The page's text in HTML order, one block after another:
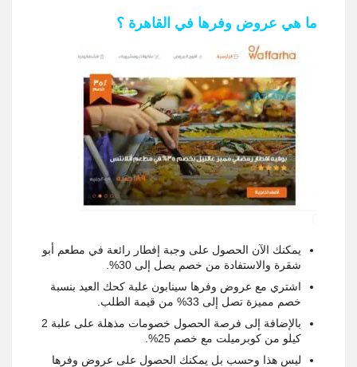
ما هي عروض وفرها في القاهرة ؟
يمكنك الآن الحصول على وجبة إفطار رائعة في مطعم أبو
شقرة والاستفادة من خصم يصل إلى 30%.
اشتري مع عروض وفرها سينابون علبة كحك العيد بنسبة
خصم مميزة تصل إلى 33% من قيمة الطلب.
بالإضافة إلى فرصة الحصول خصومات مذهلة على علبة 2
كيلو من كوبرميلت مع خصم 25%.
ليس هذا وحسب بل يمكنك الحصول على عروض وفرها